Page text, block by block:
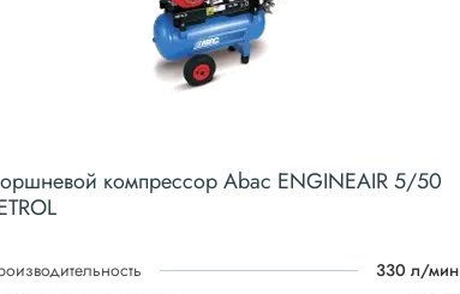
компрессор Abac ENGINEAIR 5/50
330 л/мин